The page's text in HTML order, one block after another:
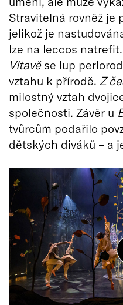
Stravitelná rovněž je
jelikož je
lze na leccos
Vltavěse lup
vztahu k přírodě. Z
milostný vztah
společnosti. Závěr u
tvůrcům podařilo
dětských diváků – a